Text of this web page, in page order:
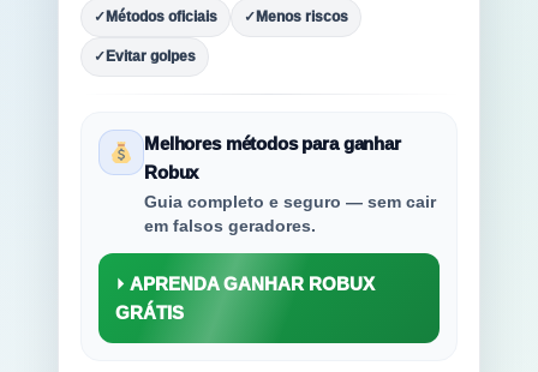
✓ Métodos oficiais ✓ Menos riscos
✓ Evitar golpes
Melhores métodos para ganhar
Robux
Guia completo e seguro — sem cair
em falsos geradores.
⏵ APRENDA GANHAR ROBUX
GRÁTIS